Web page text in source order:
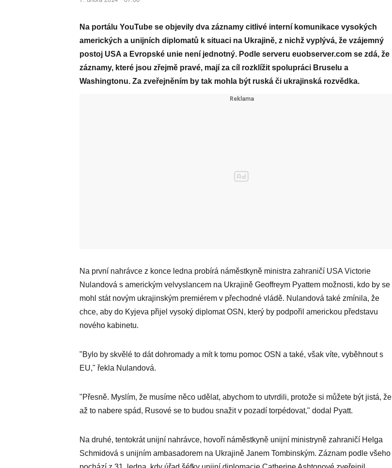
Na portálu YouTube se objevily dva záznamy citlivé interní komunikace vysokých
amerických a unijních diplomatů k situaci na Ukrajině, z nichž vyplývá, že vzájemný
postoj USA a Evropské unie není jednotný. Podle serveru euobserver.com se zdá, že
záznamy, které jsou zřejmě pravé, mají za cíl rozklížit spolupráci Bruselu a
Washingtonu. Za zveřejněním by tak mohla být ruská či ukrajinská rozvědka.
Na první nahrávce z konce ledna probírá náměstkyně ministra zahraničí USA Victorie
Nulandová s americkým velvyslancem na Ukrajině Geoffreym Pyattem možnosti, kdo by se
mohl stát novým ukrajinským premiérem v přechodné vládě. Nulandová také zmínila, že
chce, aby do Kyjeva přijel vysoký diplomat OSN, který by podpořil americkou představu
nového kabinetu.
"Bylo by skvělé to dát dohromady a mít k tomu pomoc OSN a také, však víte, vyběhnout s
EU," řekla Nulandová.
"Přesně. Myslím, že musíme něco udělat, abychom to utvrdili, protože si můžete být jistá, že
až to nabere spád, Rusové se to budou snažit v pozadí torpédovat," dodal Pyatt.
Na druhé, tentokrát unijní nahrávce, hovoří náměstkyně unijní ministryně zahraničí Helga
Schmidová s unijním ambasadorem na Ukrajině Janem Tombinským. Záznam podle všeho